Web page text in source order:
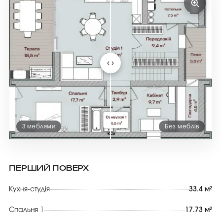
‹ ›
З меблями Без меблів
ПЕРШИЙ ПОВЕРХ
Кухня-студія 33.4 м²
Спальня 1 17.73 м²